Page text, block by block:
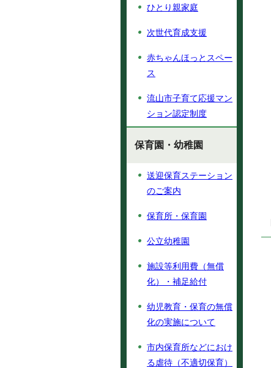
ひとり親家庭
次世代育成支援
赤ちゃんほっとスペー
ス
流山市子育て応援マン
ション認定制度
保育園・幼稚園
送迎保育ステーション
のご案内
保育所・保育園
公立幼稚園
施設等利用費（無償
化）・補足給付
幼児教育・保育の無償
化の実施について
市内保育所などにおけ
る虐待（不適切保育）